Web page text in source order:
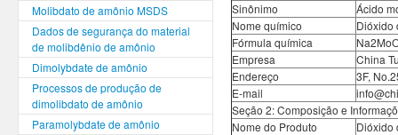
Molibdato de amônio MSDS
Dados de segurança do material
de molibdênio de amônio
Dimolybdate de amônio
Processos de produção de
dimolibdato de amônio
Paramolybdate de amônio
Sinônimo
Ácido
Nome químico
Dióxido
Fórmula química
Empresa
China
Endereço
3F,
E-mail
Seção 2: Composição e
Nome do Produto
Dióxido